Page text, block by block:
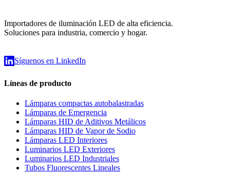
Importadores de iluminación LED de alta eficiencia.
Soluciones para industria, comercio y hogar.
Síguenos en LinkedIn
Líneas de producto
Lámparas compactas autobalastradas
Lámparas de Emergencia
Lámparas HID de Aditivos Metálicos
Lámparas HID de Vapor de Sodio
Lámparas LED Interiores
Luminarios LED Exteriores
Luminarios LED Industriales
Tubos Fluorescentes Lineales